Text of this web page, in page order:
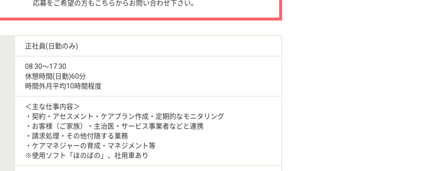
応募をご希望の方もこちらからお問い合わせ下さい。
正社員(日勤のみ)
08:30〜17:30
休憩時間(日勤)60分
時間外月平均10時間程度
＜主な仕事内容＞
・契約・アセスメント・ケアプラン作成・定期的なモニタリング
・お客様（ご家族）・主治医・サービス事業者などと連携
・請求処理・その他付随する業務
・ケアマネジャーの育成・マネジメント等
※使用ソフト「ほのぼの」、社用車あり